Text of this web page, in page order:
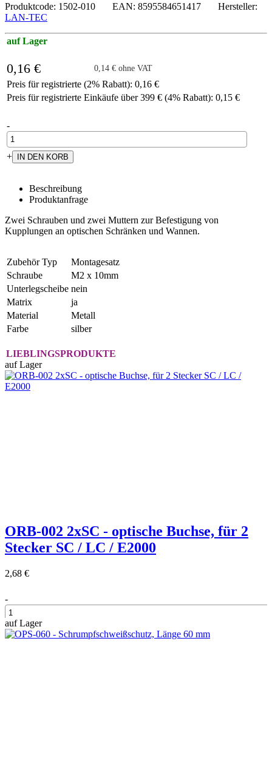
Produktcode: 1502-010 EAN: 8595584651417 Hersteller:
LAN-TEC
auf Lager
0,16 € 0,14 € ohne VAT
Preis für registrierte (2% Rabatt): 0,16 €
Preis für registrierte Einkäufe über 399 € (4% Rabatt): 0,15 €
-
+
Beschreibung
Produktanfrage
Zwei Schrauben und zwei Muttern zur Befestigung von
Kupplungen an optischen Schränken und Wannen.
Zubehör Typ
Montagesatz
Schraube
M2 x 10mm
Unterlegscheibe nein
Matrix
ja
Material
Metall
Farbe
silber
LIEBLINGSPRODUKTE
auf Lager
ORB-002 2xSC - optische Buchse, für 2
Stecker SC / LC / E2000
2,68 €
-
+
auf Lager